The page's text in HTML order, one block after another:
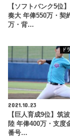
【ソフトバンク5位
奏大 年俸550万・契
万・背…
ド
2021.10.23
【巨人育成9位】筑
陸 年俸400万・支度
番号…